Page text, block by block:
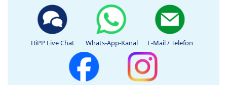
HiPP Live Chat Whats-App-Kanal E-Mail / Telefon